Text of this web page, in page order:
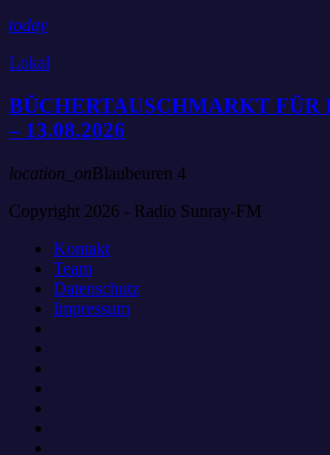
today
Lokal
BÜCHERTAUSCHMARKT FÜR
– 13.08.2026
location_onBlaubeuren 4
Copyright 2026 - Radio Sunray-FM
Kontakt
Team
Datenschutz
Impressum